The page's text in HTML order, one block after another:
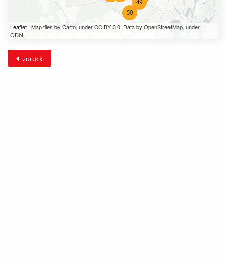
Leaflet | Map tiles by Carto, under CC BY 3.0. Data by OpenStreetMap, under
ODbL.
zurück